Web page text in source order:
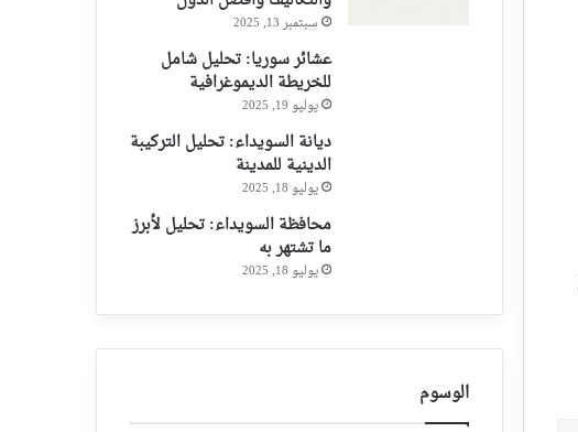
سبتمبر 13, 2025
عشائر سوريا: تحليل شامل
للخريطة الديموغرافية
يوليو 19, 2025
ديانة السويداء: تحليل التركيبة
الدينية للمدينة
يوليو 18, 2025
محافظة السويداء: تحليل لأبرز
ما تشتهر به
يوليو 18, 2025
الوسوم